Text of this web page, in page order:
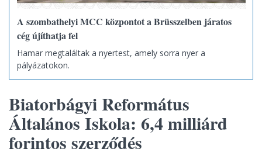
A szombathelyi MCC központot a Brüsszelben járatos
cég újíthatja fel
Hamar megtaláltak a nyertest, amely sorra nyer a
pályázatokon.
Biatorbágyi Református
Általános Iskola: 6,4 milliárd
forintos szerződés